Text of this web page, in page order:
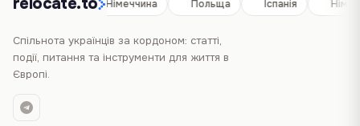
Іспанія Німеччина Польща Іспанія
Спільнота українців за кордоном: статті,
події, питання та інструменти для життя в
Європі.